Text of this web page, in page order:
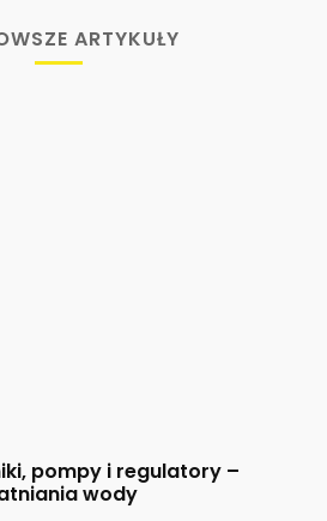
ARTYKUŁY
pompy i regulatory –
wody